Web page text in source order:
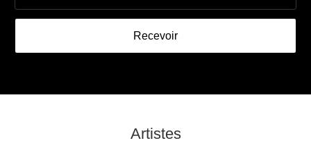
Recevoir
Artistes